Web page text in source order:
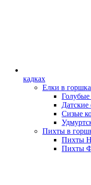
кадках
Елки в
Сизые
Пихты в
Пихты
Пихты